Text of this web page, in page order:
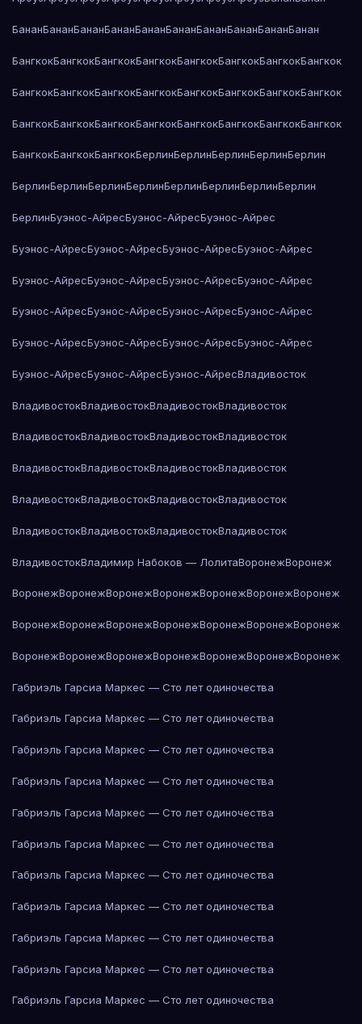
БананБананБананБананБананБананБананБананБананБанан
БангкокБангкокБангкокБангкокБангкокБангкокБангкокБангкок
БангкокБангкокБангкокБангкокБангкокБангкокБангкокБангкок
БангкокБангкокБангкокБангкокБангкокБангкокБангкокБангкок
БангкокБангкокБангкокБерлинБерлинБерлинБерлинБерлин
БерлинБерлинБерлинБерлинБерлинБерлинБерлинБерлин
БерлинБуэнос-АйресБуэнос-АйресБуэнос-Айрес
Буэнос-АйресБуэнос-АйресБуэнос-АйресБуэнос-Айрес
Буэнос-АйресБуэнос-АйресБуэнос-АйресБуэнос-Айрес
Буэнос-АйресБуэнос-АйресБуэнос-АйресБуэнос-Айрес
Буэнос-АйресБуэнос-АйресБуэнос-АйресБуэнос-Айрес
Буэнос-АйресБуэнос-АйресБуэнос-АйресВладивосток
ВладивостокВладивостокВладивостокВладивосток
ВладивостокВладивостокВладивостокВладивосток
ВладивостокВладивостокВладивостокВладивосток
ВладивостокВладивостокВладивостокВладивосток
ВладивостокВладивостокВладивостокВладивосток
ВладивостокВладимир Набоков — ЛолитаВоронежВоронеж
ВоронежВоронежВоронежВоронежВоронежВоронежВоронеж
ВоронежВоронежВоронежВоронежВоронежВоронежВоронеж
ВоронежВоронежВоронежВоронежВоронежВоронежВоронеж
Габриэль Гарсиа Маркес — Сто лет одиночества
Габриэль Гарсиа Маркес — Сто лет одиночества
Габриэль Гарсиа Маркес — Сто лет одиночества
Габриэль Гарсиа Маркес — Сто лет одиночества
Габриэль Гарсиа Маркес — Сто лет одиночества
Габриэль Гарсиа Маркес — Сто лет одиночества
Габриэль Гарсиа Маркес — Сто лет одиночества
Габриэль Гарсиа Маркес — Сто лет одиночества
Габриэль Гарсиа Маркес — Сто лет одиночества
Габриэль Гарсиа Маркес — Сто лет одиночества
Габриэль Гарсиа Маркес — Сто лет одиночества